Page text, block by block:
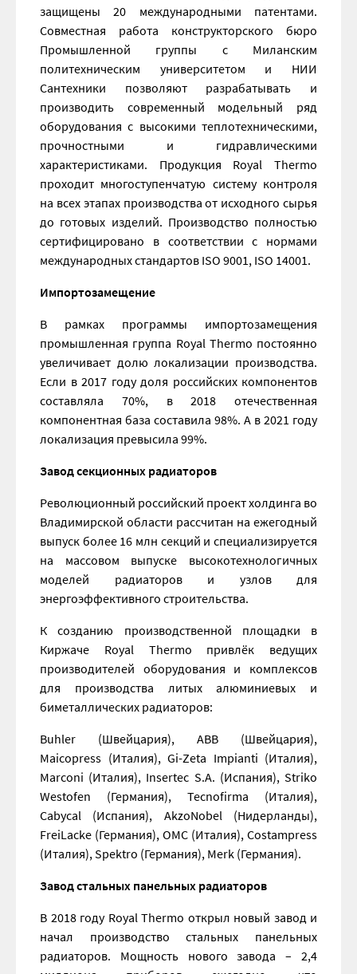
защищены 20 международными патентами.
Совместная работа конструкторского бюро
Промышленной группы с Миланским
политехническим университетом и НИИ
Сантехники позволяют разрабатывать и
производить современный модельный ряд
оборудования с высокими теплотехническими,
прочностными и гидравлическими
характеристиками. Продукция Royal Thermo
проходит многоступенчатую систему контроля
на всех этапах производства от исходного сырья
до готовых изделий. Производство полностью
сертифицировано в соответствии с нормами
международных стандартов ISO 9001, ISO 14001.
Импортозамещение
В рамках программы импортозамещения
промышленная группа Royal Thermo постоянно
увеличивает долю локализации производства.
Если в 2017 году доля российских компонентов
составляла 70%, в 2018 отечественная
компонентная база составила 98%. А в 2021 году
локализация превысила 99%.
Завод секционных радиаторов
Революционный российский проект холдинга во
Владимирской области рассчитан на ежегодный
выпуск более 16 млн секций и специализируется
на массовом выпуске высокотехнологичных
моделей радиаторов и узлов для
энергоэффективного строительства.
К созданию производственной площадки в
Киржаче Royal Thermo привлёк ведущих
производителей оборудования и комплексов
для производства литых алюминиевых и
биметаллических радиаторов:
Buhler (Швейцария), ABB (Швейцария),
Maicopress (Италия), Gi-Zeta Impianti (Италия),
Marconi (Италия), Insertec S.A. (Испания), Striko
Westofen (Германия), Tecnofirma (Италия),
Cabycal (Испания), AkzoNobel (Нидерланды),
FreiLacke (Германия), OMC (Италия), Costampress
(Италия), Spektro (Германия), Merk (Германия).
Завод стальных панельных радиаторов
В 2018 году Royal Thermo открыл новый завод и
начал производство стальных панельных
радиаторов. Мощность нового завода – 2,4